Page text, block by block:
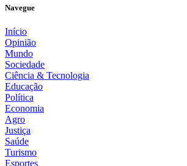
Navegue
Início
Opinião
Mundo
Sociedade
Ciência & Tecnologia
Educação
Política
Economia
Agro
Justiça
Saúde
Turismo
Esportes